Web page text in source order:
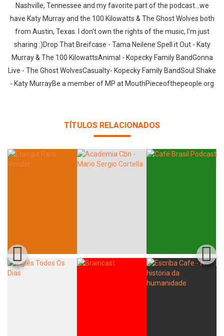
Nashville, Tennessee and my favorite part of the podcast...we
have Katy Murray and the 100 Kilowatts & The Ghost Wolves both
from Austin, Texas. I don't own the rights of the music, I'm just
sharing :)Drop That Breifcase - Tama Neilene Spell it Out - Katy
Murray & The 100 KilowattsAnimal - Kopecky Family BandGonna
Live - The Ghost WolvesCasualty- Kopecky Family BandSoul Shake
- Katy MurrayBe a member of MP at MouthPieceofthepeople.org
TÍTULOS RELACIONADOS